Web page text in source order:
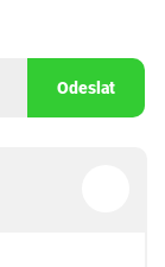
Odeslat